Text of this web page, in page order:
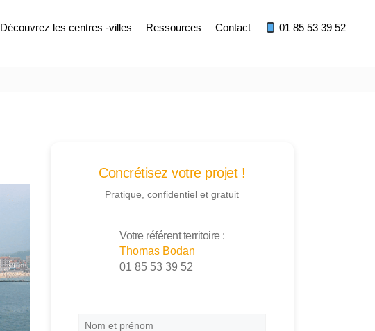
Découvrez les centres -villes Ressources Contact 01 85 53 39 52
Concrétisez votre projet !
Pratique, confidentiel et gratuit
Votre référent territoire :
Thomas Bodan
01 85 53 39 52
Nom